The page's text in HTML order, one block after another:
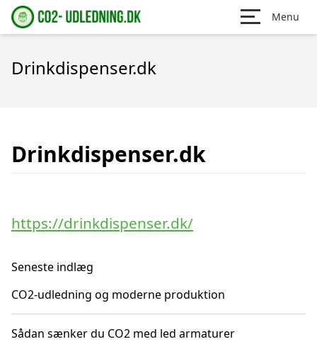
Menu
Drinkdispenser.dk
Drinkdispenser.dk
https://drinkdispenser.dk/
Seneste indlæg
CO2-udledning og moderne produktion
Sådan sænker du CO2 med led armaturer